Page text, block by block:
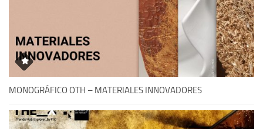
MONOGRÁFICO OTH – MATERIALES INNOVADORES